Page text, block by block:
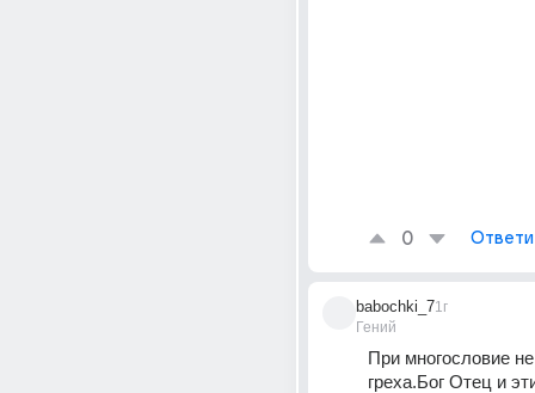
0
babochki_7
Гений
1г
При многословие
греха.Бог Отец и